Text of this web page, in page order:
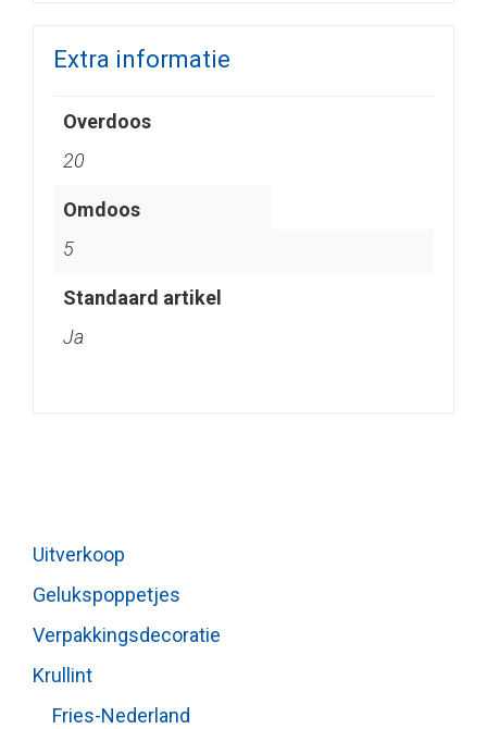
Extra informatie
Overdoos
20
Omdoos
5
Standaard artikel
Ja
Uitverkoop
Gelukspoppetjes
Verpakkingsdecoratie
Krullint
Fries-Nederland